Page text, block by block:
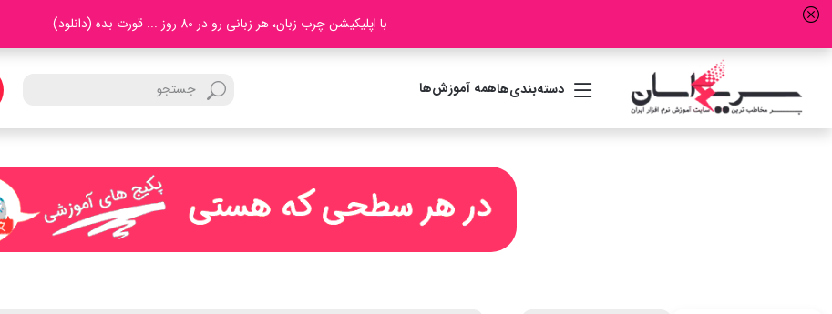
با اپلیکیشن چرب زبان، هر زبانی رو در 80 روز ... قورت بده (دانلود)
دسته‌بندی‌هاهمه آموزش‌ها